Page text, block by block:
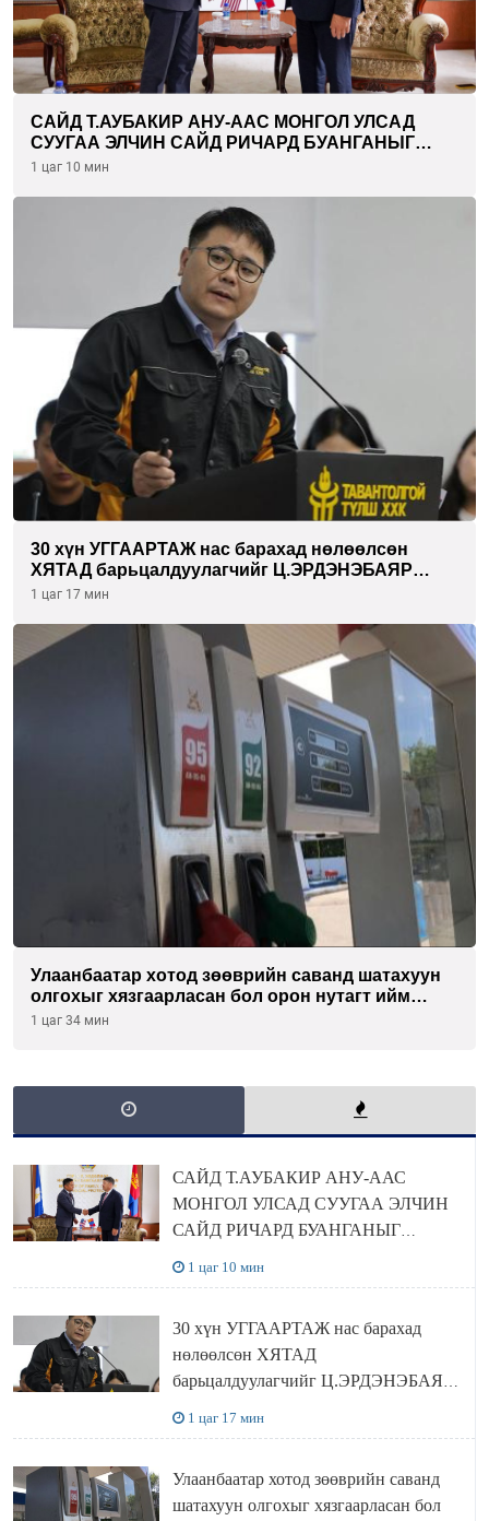
САЙД Т.АУБАКИР АНУ-ААС МОНГОЛ УЛСАД
СУУГАА ЭЛЧИН САЙД РИЧАРД БУАНГАНЫГ
ХҮЛЭЭН АВЧ УУЛЗЛАА
1 цаг 10 мин
30 хүн УГГААРТАЖ нас барахад нөлөөлсөн
ХЯТАД барьцалдуулагчийг Ц.ЭРДЭНЭБАЯР
захирал дахин худалдаж авахаар болжээ
1 цаг 17 мин
Улаанбаатар хотод зөөврийн саванд шатахуун
олгохыг хязгаарласан бол орон нутагт ийм
хориг мөрдөгдөхгүй
1 цаг 34 мин
САЙД Т.АУБАКИР АНУ-ААС
МОНГОЛ УЛСАД СУУГАА ЭЛЧИН
САЙД РИЧАРД БУАНГАНЫГ
1 цаг 10 мин
30 хүн УГГААРТАЖ нас барахад
нөлөөлсөн ХЯТАД
барьцалдуулагчийг Ц.ЭРДЭНЭБАЯР
1 цаг 17 мин
Улаанбаатар хотод зөөврийн саванд
шатахуун олгохыг хязгаарласан бол